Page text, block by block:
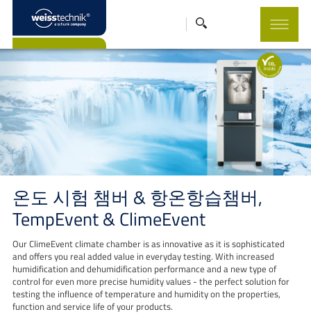
온도 시험 챔버 & 항온항습챔버,
TempEvent & ClimeEvent
Our ClimeEvent climate chamber is as innovative as it is sophisticated
and offers you real added value in everyday testing. With increased
humidification and dehumidification performance and a new type of
control for even more precise humidity values - the perfect solution for
testing the influence of temperature and humidity on the properties,
function and service life of your products.